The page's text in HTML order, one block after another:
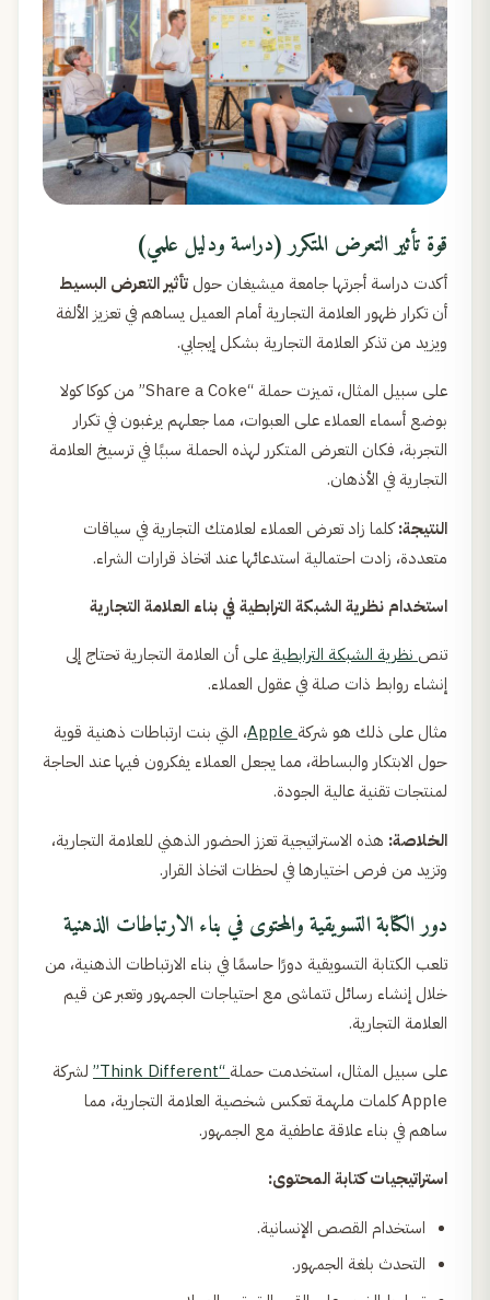
قوة تأثير التعرض المتكرر (دراسة ودليل علمي)
أكدت دراسة أجرتها جامعة ميشيغان حول تأثير التعرض البسيط
أن تكرار ظهور العلامة التجارية أمام العميل يساهم في تعزيز الألفة
ويزيد من تذكر العلامة التجارية بشكل إيجابي.
على سبيل المثال، تميزت حملة “Share a Coke” من كوكا كولا
بوضع أسماء العملاء على العبوات، مما جعلهم يرغبون في تكرار
التجربة، فكان التعرض المتكرر لهذه الحملة سببًا في ترسيخ العلامة
التجارية في الأذهان.
النتيجة:كلما زاد تعرض العملاء لعلامتك التجارية في سياقات
متعددة، زادت احتمالية استدعائها عند اتخاذ قرارات الشراء.
استخدام نظرية الشبكة الترابطية في بناء العلامة التجارية
تنص نظرية الشبكة الترابطية على أن العلامة التجارية تحتاج إلى
إنشاء روابط ذات صلة في عقول العملاء.
مثال على ذلك هو شركةApple
، التي بنت ارتباطات ذهنية قوية
حول الابتكار والبساطة، مما يجعل العملاء يفكرون فيها عند الحاجة
لمنتجات تقنية عالية الجودة.
الخلاصة: هذه الاستراتيجية تعزز الحضور الذهني للعلامة التجارية،
وتزيد من فرص اختيارها في لحظات اتخاذ القرار.
دور الكتابة التسويقية والمحتوى في بناء الارتباطات الذهنية
تلعب الكتابة التسويقية دورًا حاسمًا في بناء الارتباطات الذهنية، من
خلال إنشاء رسائل تتماشى مع احتياجات الجمهور وتعبر عن قيم
العلامة التجارية.
على سبيل المثال، استخدمت حملة “Think Different”
لشركة
Apple كلمات ملهمة تعكس شخصية العلامة التجارية، مما
ساهم في بناء علاقة عاطفية مع الجمهور.
استراتيجيات كتابة المحتوى:
استخدام القصص الإنسانية.
التحدث بلغة الجمهور.